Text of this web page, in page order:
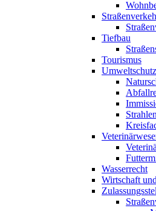
Tiefbau
Tourismus
Umweltschutz
Wasserrecht
Wirtschaft